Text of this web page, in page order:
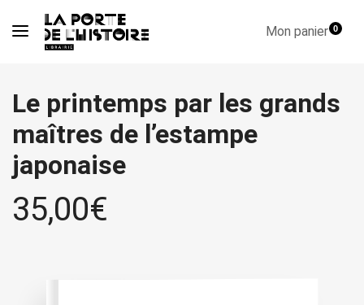
Mon panier0
Le printemps par les grands
maîtres de l’estampe
japonaise
35,00€